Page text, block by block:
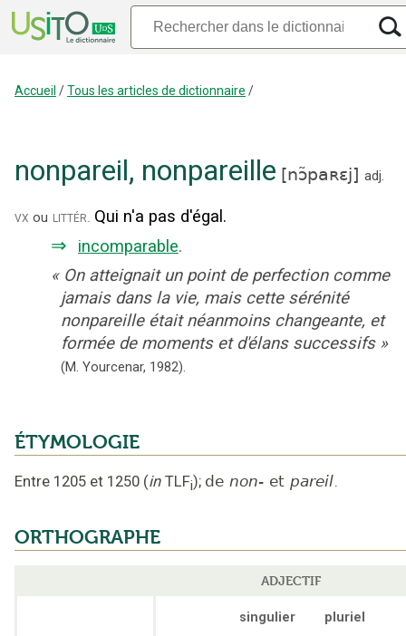
Accueil /Tous les articles de dictionnaire /
nonpareil, nonpareille [nɔ̃paʀɛj] adj.
vx ou littér. Qui n'a pas d'égal.
⇒ incomparable.
« On atteignait un point de perfection comme
jamais dans la vie, mais cette sérénité
nonpareille était néanmoins changeante, et
formée de moments et d'élans successifs »
(M. Yourcenar, 1982).
ÉTYMOLOGIE
Entre 1205 et 1250 (in TLFi); de non- et pareil.
ORTHOGRAPHE
ADJECTIF
singulier
pluriel